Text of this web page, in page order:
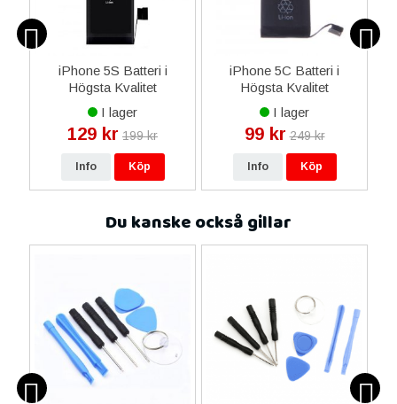
iPhone 5S Batteri i
Högsta Kvalitet
I lager
129 kr 199 kr
Info Köp
iPhone 5C Batteri i
Högsta Kvalitet
I lager
99 kr 249 kr
Info Köp
Du kanske också gillar